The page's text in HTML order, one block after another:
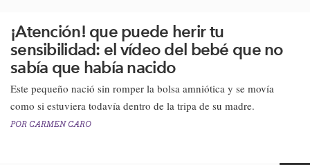
¡Atención! que puede herir tu
sensibilidad: el vídeo del bebé que no
sabía que había nacido
Este pequeño nació sin romper la bolsa amniótica y se movía
como si estuviera todavía dentro de la tripa de su madre.
POR CARMEN CARO